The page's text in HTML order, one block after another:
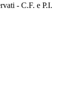
- C.F. e P.I.